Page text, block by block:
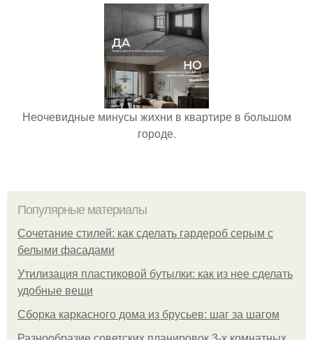
Неочевидные минусы жихни в квартире в большом
городе.
Популярные материалы
Сочетание стилей: как сделать гардероб серым с
белыми фасадами
Утилизация пластиковой бутылки: как из нее сделать
удобные вещи
Сборка каркасного дома из брусьев: шаг за шагом